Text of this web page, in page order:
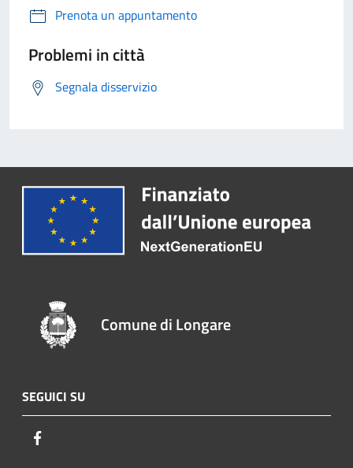
Prenota un appuntamento
Problemi in città
Segnala disservizio
Comune di Longare
SEGUICI SU